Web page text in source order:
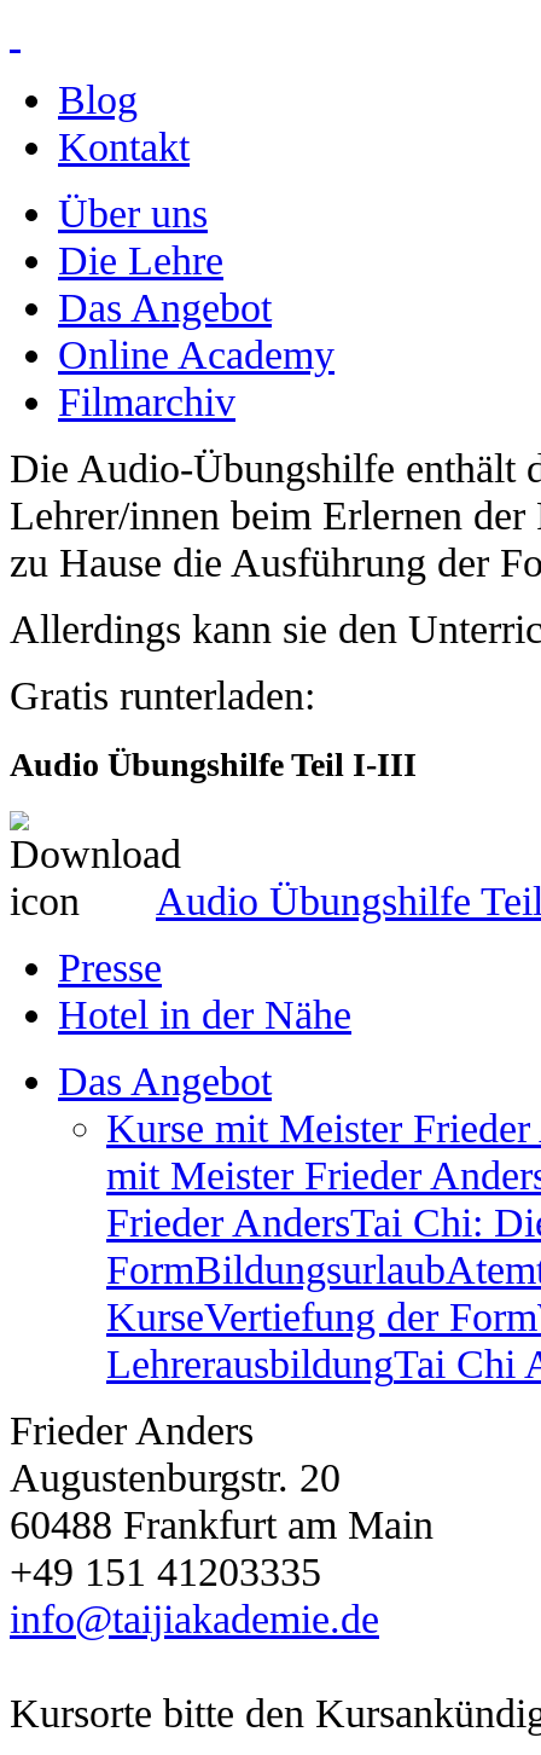
Blog
Kontakt
Über uns
Die Lehre
Das Angebot
Online Academy
Filmarchiv
Die Audio-Übungshilfe enthält
Lehrer/innen beim Erlernen
zu Hause die Ausführung der
Allerdings kann sie den
Gratis runterladen:
Audio Übungshilfe Teil I-III
Audio Übungshilfe
Presse
Hotel in der Nähe
Das Angebot
Kurse mit Meister
mit Meister Frieder
Frieder AndersTai Chi:
FormBildungsurlaub
KurseVertiefung der Form
LehrerausbildungTai Chi
Frieder Anders
Augustenburgstr. 20
60488 Frankfurt am Main
+49 151 41203335
info@taijiakademie.de
Kursorte bitte den